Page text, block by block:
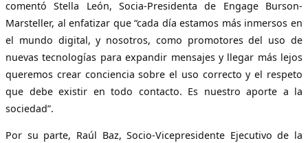
comentó Stella León, Socia-Presidenta de Engage Burson-
Marsteller, al enfatizar que “cada día estamos más inmersos en
el mundo digital, y nosotros, como promotores del uso de
nuevas tecnologías para expandir mensajes y llegar más lejos
queremos crear conciencia sobre el uso correcto y el respeto
que debe existir en todo contacto. Es nuestro aporte a la
sociedad”.
Por su parte, Raúl Baz, Socio-Vicepresidente Ejecutivo de la